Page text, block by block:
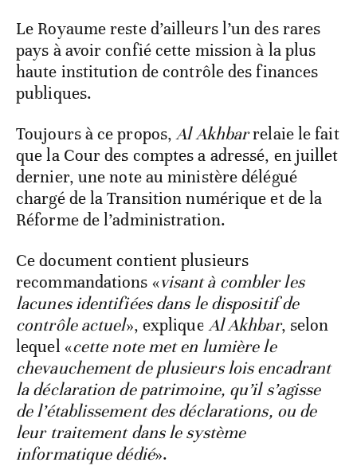
Le Royaume reste d’ailleurs l’un des rares
pays à avoir confié cette mission à la plus
haute institution de contrôle des finances
publiques.
Toujours à ce propos,Al Akhbarrelaie le fait
que la Cour des comptes a adressé, en juillet
dernier, une note au ministère délégué
chargé de la Transition numérique et de la
Réforme de l’administration.
Ce document contient plusieurs
recommandations «visant à combler les
lacunes identifiées dans le dispositif de
contrôle actuel», expliqueAl Akhbar, selon
lequel «cette note met en lumière le
chevauchement de plusieurs lois encadrant
la déclaration de patrimoine, qu’il s’agisse
de l’établissement des déclarations, ou de
leur traitement dans le système
informatique dédié».